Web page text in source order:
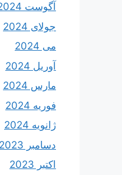
آگوست 2024
جولای 2024
می 2024
آوریل 2024
مارس 2024
فوریه 2024
ژانویه 2024
دسامبر 2023
اکتبر 2023